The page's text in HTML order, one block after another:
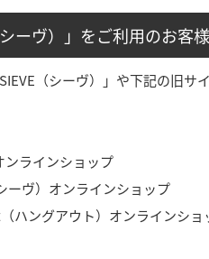
ーヴ）」をご利用のお客
（シーヴ）」や下記の旧サ
ンラインショップ
ーヴ）オンラインショップ
ハングアウト）オンラインショ